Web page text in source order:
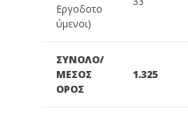
Εργοδοτο
ύμενοι)
ΣΥΝΟΛΟ/
ΜΕΣΟΣ
ΟΡΟΣ
1.325